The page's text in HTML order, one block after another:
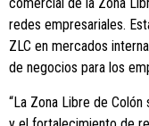
redes empresariales.
ZLC en mercados
de negocios para los
“La Zona Libre de